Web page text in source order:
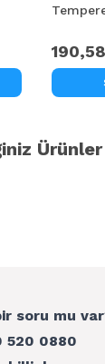
Ürünler
soru mu
520 0880